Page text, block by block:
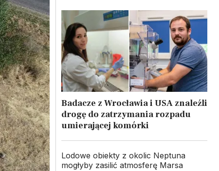
Badacze z Wrocławia i USA znaleźli
drogę do zatrzymania rozpadu
umierającej komórki
Lodowe obiekty z okolic Neptuna
mogłyby zasilić atmosferę Marsa